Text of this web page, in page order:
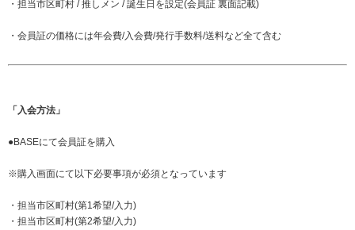
・担当市区町村 / 推しメン / 誕生日を設定(会員証 裏面記載)
・会員証の価格には年会費/入会費/発行手数料/送料など全て含む
「入会方法」
●BASEにて会員証を購入
※購入画面にて以下必要事項が必須となっています
・担当市区町村(第1希望/入力)
・担当市区町村(第2希望/入力)